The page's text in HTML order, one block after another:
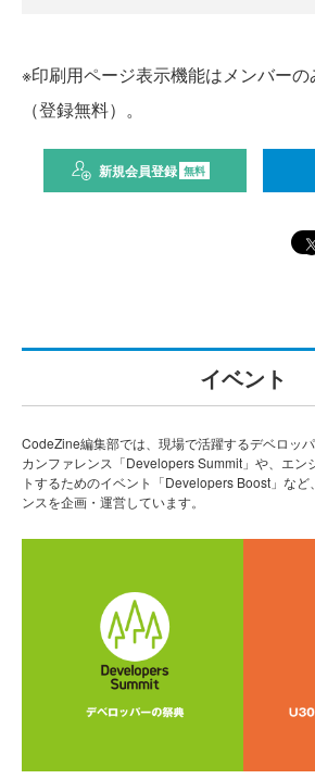
※印刷用ページ表示機能はメンバー
（登録無料）。
新規会員登録 無料
イベント
CodeZine編集部では、現場で活躍するデベロッ
カンファレンス「Developers Summit」や、エン
トするためのイベント「Developers Boost」な
ンスを企画・運営しています。